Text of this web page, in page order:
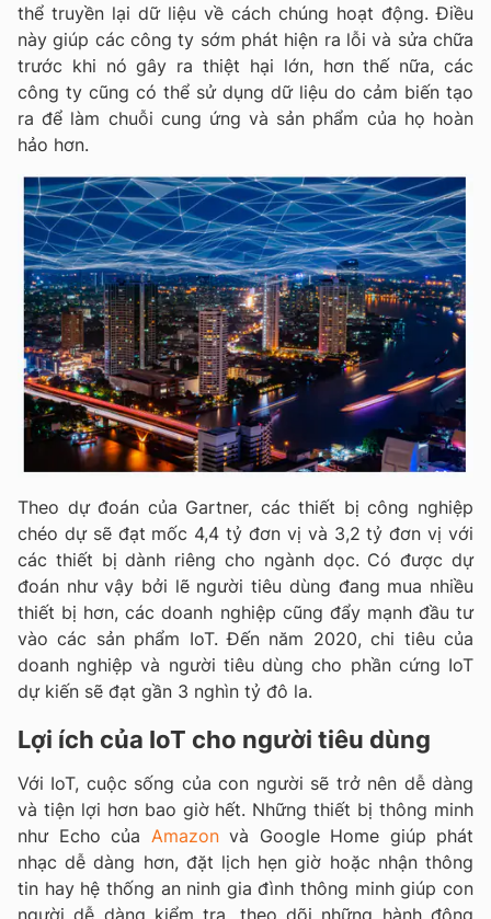
thể truyền lại dữ liệu về cách chúng hoạt động. Điều
này giúp các công ty sớm phát hiện ra lỗi và sửa chữa
trước khi nó gây ra thiệt hại lớn, hơn thế nữa, các
công ty cũng có thể sử dụng dữ liệu do cảm biến tạo
ra để làm chuỗi cung ứng và sản phẩm của họ hoàn
hảo hơn.
Theo dự đoán của Gartner, các thiết bị công nghiệp
chéo dự sẽ đạt mốc 4,4 tỷ đơn vị và 3,2 tỷ đơn vị với
các thiết bị dành riêng cho ngành dọc. Có được dự
đoán như vậy bởi lẽ người tiêu dùng đang mua nhiều
thiết bị hơn, các doanh nghiệp cũng đẩy mạnh đầu tư
vào các sản phẩm IoT. Đến năm 2020, chi tiêu của
doanh nghiệp và người tiêu dùng cho phần cứng IoT
dự kiến sẽ đạt gần 3 nghìn tỷ đô la.
Lợi ích của IoT cho người tiêu dùng
Với IoT, cuộc sống của con người sẽ trở nên dễ dàng
và tiện lợi hơn bao giờ hết. Những thiết bị thông minh
như Echo của Amazonvà Google Home giúp phát
nhạc dễ dàng hơn, đặt lịch hẹn giờ hoặc nhận thông
tin hay hệ thống an ninh gia đình thông minh giúp con
người dễ dàng kiểm tra, theo dõi những hành động